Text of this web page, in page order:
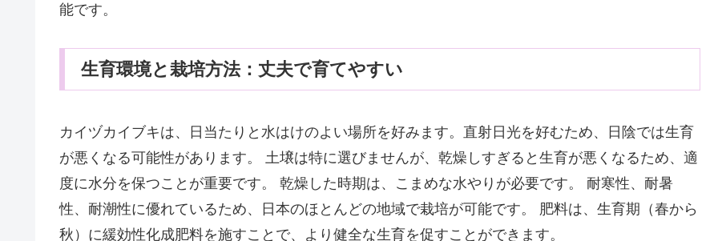
能です。
生育環境と栽培方法：丈夫で育てやすい
カイヅカイブキは、日当たりと水はけのよい場所を好みます。直射日光を好むため、日陰では生育
が悪くなる可能性があります。 土壌は特に選びませんが、乾燥しすぎると生育が悪くなるため、適
度に水分を保つことが重要です。 乾燥した時期は、こまめな水やりが必要です。 耐寒性、耐暑
性、耐潮性に優れているため、日本のほとんどの地域で栽培が可能です。 肥料は、生育期（春から
秋）に緩効性化成肥料を施すことで、より健全な生育を促すことができます。